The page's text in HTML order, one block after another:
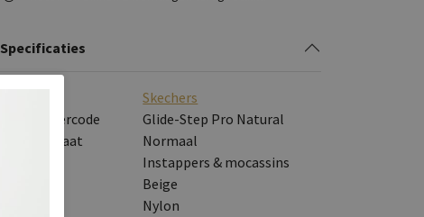
Specificaties
Skechers
Leveranciercode
Glide-Step Pro Natural
Breedtemaat
Normaal
Instappers & mocassins
Beige
Nylon